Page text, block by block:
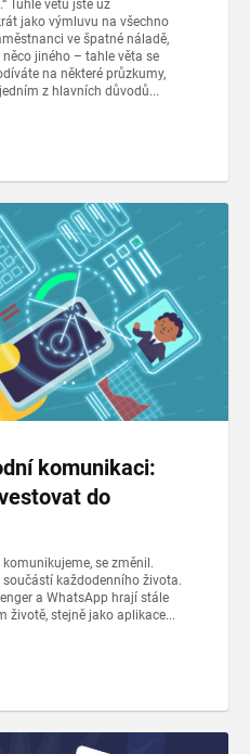
Tuhle větu jste už
jako výmluvu na všechno
ve špatné náladě,
jiného – tahle věta se
na některé průzkumy,
z hlavních důvodů...
komunikaci:
do
se změnil.
každodenního života.
a WhatsApp hrají stále
životě, stejně jako aplikace...